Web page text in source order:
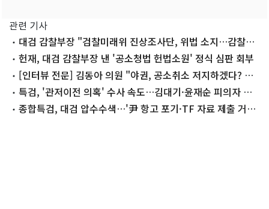
관련 기사
대검 감찰부장 "검찰미래위 진상조사단, 위법 소지…감찰부
배제 우려"
헌재, 대검 감찰부장 낸 '공소청법 헌법소원' 정식 심판 회부
[인터뷰 전문] 김동아 의원 "야권, 공소취소 저지하겠다? 파
급력 없어"
특검, '관저이전 의혹' 수사 속도…김대기·윤재순 피의자 소
환(종합)
종합특검, 대검 압수수색…'尹 항고 포기·TF 자료 제출 거부'